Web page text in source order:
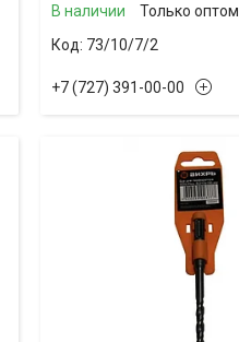
В наличии
Только оптом
73/10/7/2
+7 (727) 391-00-00